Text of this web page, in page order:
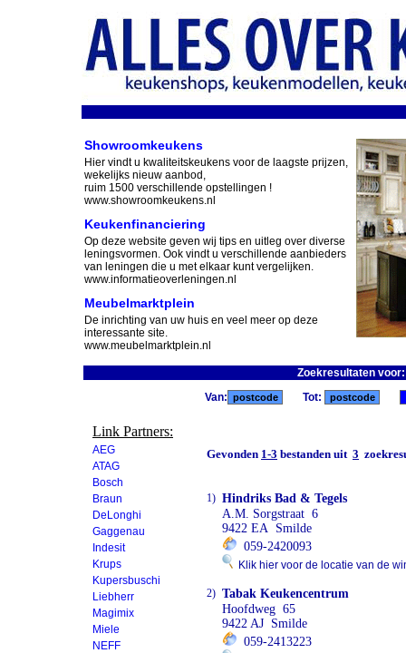
Showroomkeukens
Hier vindt u kwaliteitskeukens voor de laagste prijzen,
wekelijks nieuw aanbod,
ruim 1500 verschillende opstellingen !
www.showroomkeukens.nl
Keukenfinanciering
Op deze website geven wij tips en uitleg over diverse
leningsvormen. Ook vindt u verschillende aanbieders
van leningen die u met elkaar kunt vergelijken.
www.informatieoverleningen.nl
Meubelmarktplein
De inrichting van uw huis en veel meer op deze
interessante site.
www.meubelmarktplein.nl
Zoekresultaten
Link Partners:
AEG
ATAG
Bosch
Braun
DeLonghi
Gaggenau
Indesit
Krups
Kupersbuschi
Liebherr
Magimix
Miele
NEFF
Van: Tot:
Gevonden 1-3 bestanden uit 3
1) Hindriks Bad & Tegels
A.M. Sorgstraat 6
9422 EA Smilde
059-2420093
Klik hier voor de locatie van de
2) Tabak Keukencentrum
Hoofdweg 65
9422 AJ Smilde
059-2413223